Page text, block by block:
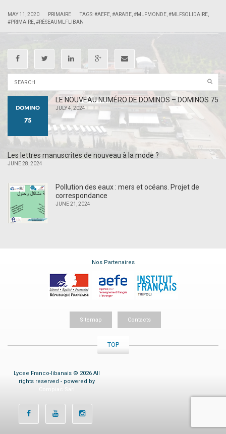
MAY 11, 2020 PRIMAIRE TAGS:#AEFE #ARABE #MLFMONDE #MLFSOLIDAIRE
#PRIMAIRE #RÉSEAUMLFLIBAN
LE NOUVEAU NUMÉRO DE DOMINOS – DOMINOS 75
JULY 4, 2024
Les lettres manuscrites de nouveau à la mode ?
JUNE 28, 2024
Pollution des eaux : mers et océans. Projet de
correspondance
JUNE 21, 2024
Nos Partenaires
Sitemap Contacts
TOP
Lycee Franco-libanais © 2026 All
rights reserved - powered by